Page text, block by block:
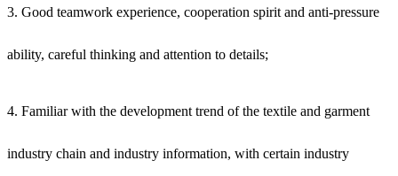
3. Good teamwork experience, cooperation spirit and anti-pressure
ability, careful thinking and attention to details;
4. Familiar with the development trend of the textile and garment
industry chain and industry information, with certain industry